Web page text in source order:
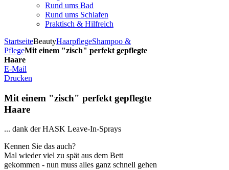
Rund ums Bad
Rund ums Schlafen
Praktisch & Hilfreich
StartseiteBeautyHaarpflegeShampoo &
PflegeMit einem "zisch" perfekt gepflegte
Haare
E-Mail
Drucken
Mit einem "zisch" perfekt gepflegte
Haare
... dank der HASK Leave-In-Sprays
Kennen Sie das auch?
Mal wieder viel zu spät aus dem Bett
gekommen - nun muss alles ganz schnell gehen